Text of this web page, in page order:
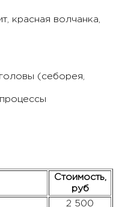
красная волчанка,
(себорея,
Стоимость,
руб
2 500